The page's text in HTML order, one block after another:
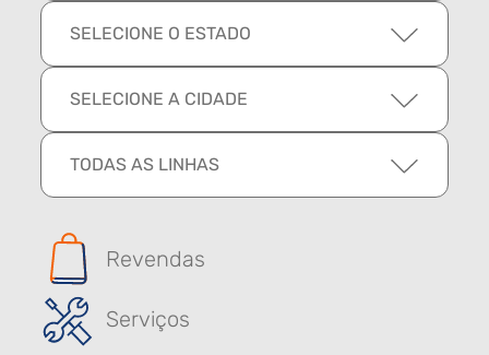
SELECIONE O ESTADO
SELECIONE A CIDADE
TODAS AS LINHAS
Revendas
Serviços